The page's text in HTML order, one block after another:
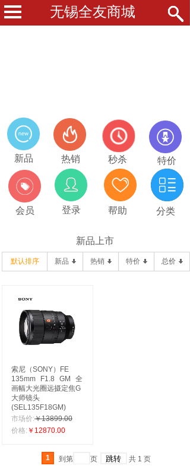
会员 帮助
秒杀
热销 特价
新品
登录 分类
新品上市
默认排序 新品 热销 特价 总价
索尼（SONY）FE
135mm
F1.8 GM
全
画幅大光圈远摄定焦G
大师镜头
(SEL135F18GM)
市场价:￥13899.00
价格: ￥12870.00
1 到第 页 共 1 页
无锡全友商城